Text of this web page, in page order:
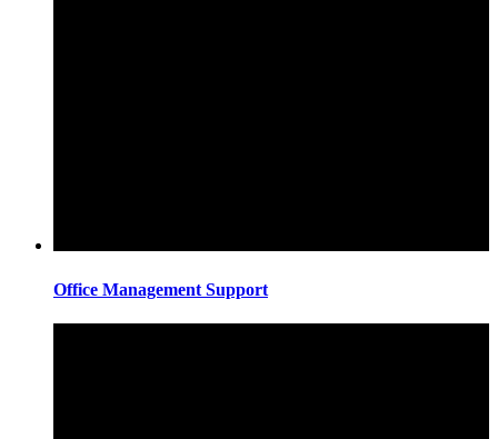
Office Management Support